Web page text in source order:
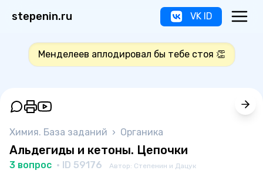
stepenin.ru VK ID
Менделеев аплодировал бы тебе стоя 👏
Химия. База заданий › Органика
Альдегиды и кетоны. Цепочки
3 вопрос · ID 59176 Автор: Степенин и Дацук